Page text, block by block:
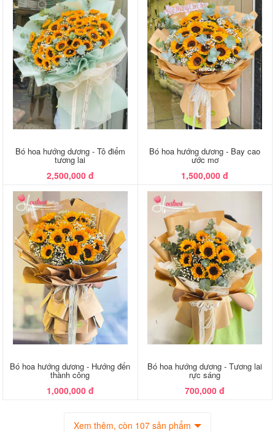
Bó hoa hướng dương - Tô điểm
tương lai
2,500,000 đ
Bó hoa hướng dương - Bay cao
ước mơ
1,500,000 đ
Bó hoa hướng dương - Hướng đến
thành công
1,000,000 đ
Bó hoa hướng dương - Tương lai
rực sáng
700,000 đ
Xem thêm, còn 107 sản phẩm